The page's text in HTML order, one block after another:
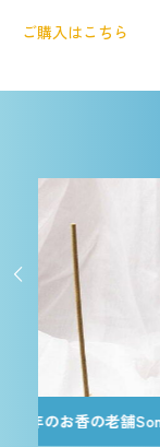
ご購入はこちら
